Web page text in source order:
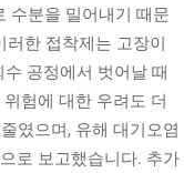
수분을 밀어내기 때문
한 접착제는 고장이
공정에서 벗어날 때
험에 대한 우려도 더
였으며, 유해 대기오염
로 보고했습니다. 추가